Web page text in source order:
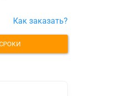
Как заказать?